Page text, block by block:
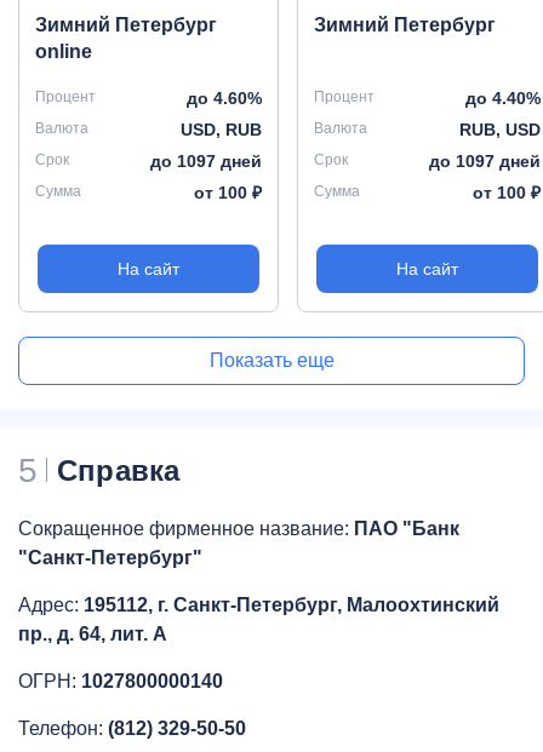
Зимний Петербург
online
Процент до 4.60%
Валюта USD, RUB
Срок до 1097 дней
Сумма от 100 ₽
На сайт
Зимний Петербург
Процент до 4.40%
Валюта RUB, USD
Срок до 1097 дней
Сумма от 100 ₽
На сайт
Показать еще
5 Справка
Сокращенное фирменное название: ПАО "Банк
"Санкт-Петербург"
Адрес: 195112, г. Санкт-Петербург, Малоохтинский
пр., д. 64, лит. А
ОГРН: 1027800000140
Телефон: (812) 329-50-50